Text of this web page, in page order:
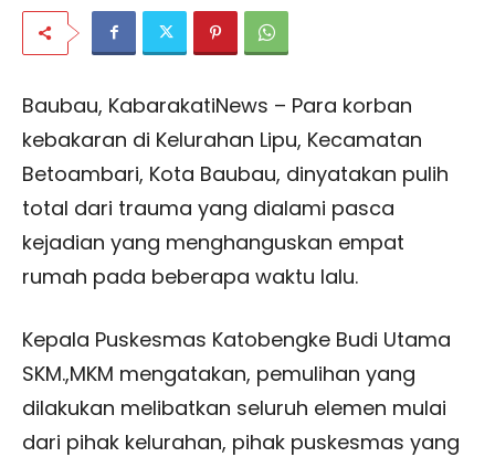
Baubau, KabarakatiNews – Para korban
kebakaran di Kelurahan Lipu, Kecamatan
Betoambari, Kota Baubau, dinyatakan pulih
total dari trauma yang dialami pasca
kejadian yang menghanguskan empat
rumah pada beberapa waktu lalu.
Kepala Puskesmas Katobengke Budi Utama
SKM.,MKM mengatakan, pemulihan yang
dilakukan melibatkan seluruh elemen mulai
dari pihak kelurahan, pihak puskesmas yang